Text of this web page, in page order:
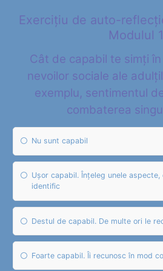
Exercițiu de auto-
Modulul 1
Cât de capabil te simți
nevoilor sociale ale
exemplu, sentimentul
combaterea
Nu sunt capabil
Ușor capabil. Înțeleg unele
identific
Destul de capabil. De multe ori le
Foarte capabil. Îi recunosc în mod